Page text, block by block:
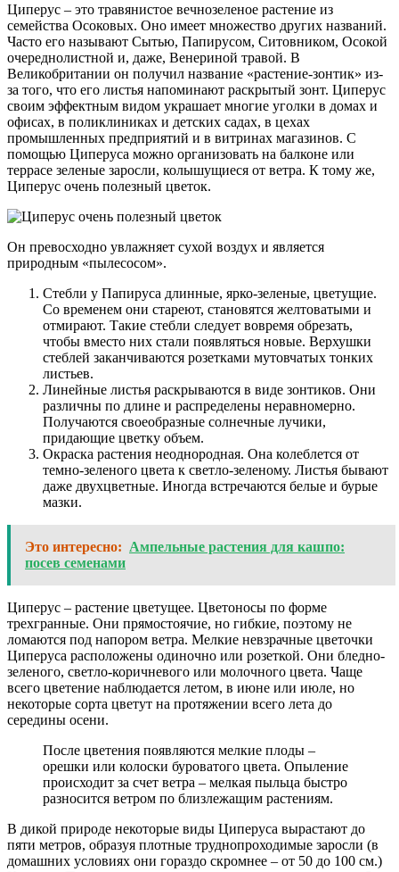
Циперус – это травянистое вечнозеленое растение из
семейства Осоковых. Оно имеет множество других названий.
Часто его называют Сытью, Папирусом, Ситовником, Осокой
очереднолистной и, даже, Венериной травой. В
Великобритании он получил название «растение-зонтик» из-
за того, что его листья напоминают раскрытый зонт. Циперус
своим эффектным видом украшает многие уголки в домах и
офисах, в поликлиниках и детских садах, в цехах
промышленных предприятий и в витринах магазинов. С
помощью Циперуса можно организовать на балконе или
террасе зеленые заросли, колышущиеся от ветра. К тому же,
Циперус очень полезный цветок.
Он превосходно увлажняет сухой воздух и является
природным «пылесосом».
Стебли у Папируса длинные, ярко-зеленые, цветущие.
Со временем они стареют, становятся желтоватыми и
отмирают. Такие стебли следует вовремя обрезать,
чтобы вместо них стали появляться новые. Верхушки
стеблей заканчиваются розетками мутовчатых тонких
листьев.
Линейные листья раскрываются в виде зонтиков. Они
различны по длине и распределены неравномерно.
Получаются своеобразные солнечные лучики,
придающие цветку объем.
Окраска растения неоднородная. Она колеблется от
темно-зеленого цвета к светло-зеленому. Листья бывают
даже двухцветные. Иногда встречаются белые и бурые
мазки.
Это интересно: Ампельные растения для кашпо:
посев семенами
Циперус – растение цветущее. Цветоносы по форме
трехгранные. Они прямостоячие, но гибкие, поэтому не
ломаются под напором ветра. Мелкие невзрачные цветочки
Циперуса расположены одиночно или розеткой. Они бледно-
зеленого, светло-коричневого или молочного цвета. Чаще
всего цветение наблюдается летом, в июне или июле, но
некоторые сорта цветут на протяжении всего лета до
середины осени.
После цветения появляются мелкие плоды –
орешки или колоски буроватого цвета. Опыление
происходит за счет ветра – мелкая пыльца быстро
разносится ветром по близлежащим растениям.
В дикой природе некоторые виды Циперуса вырастают до
пяти метров, образуя плотные труднопроходимые заросли (в
домашних условиях они гораздо скромнее – от 50 до 100 см.)